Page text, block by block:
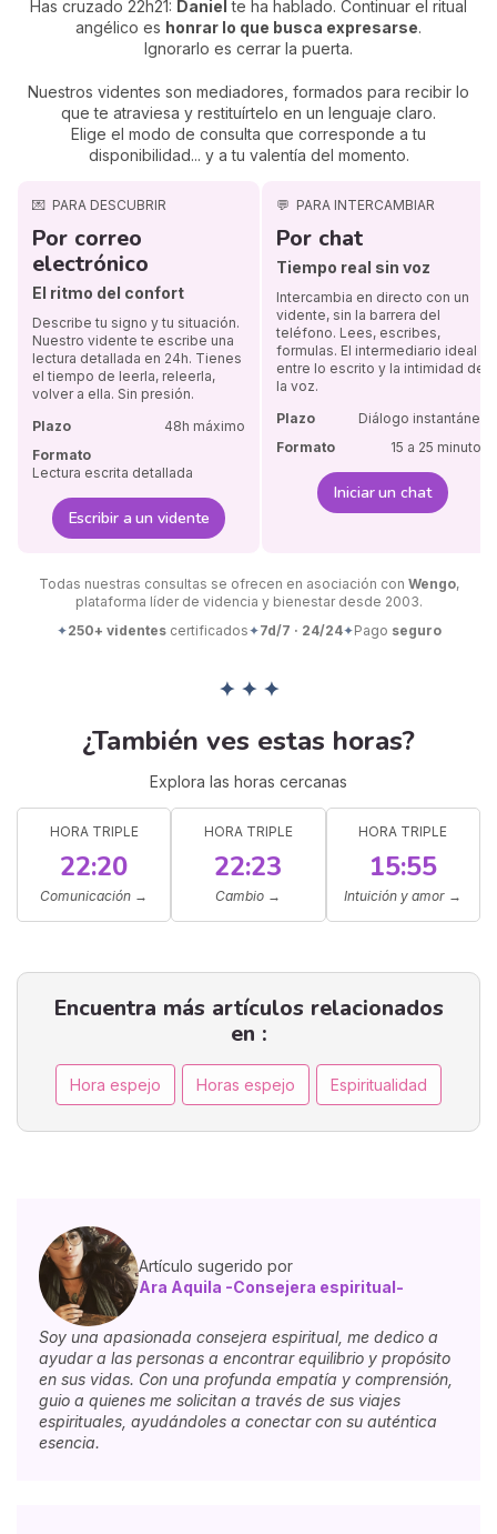
Has cruzado 22h21: Daniel te ha hablado. Continuar el ritual
angélico es honrar lo que busca expresarse.
Ignorarlo es cerrar la puerta.
Nuestros videntes son mediadores, formados para recibir lo
que te atraviesa y restituírtelo en un lenguaje claro.
Elige el modo de consulta que corresponde a tu
disponibilidad... y a tu valentía del momento.
💌 PARA DESCUBRIR
Por correo
electrónico
El ritmo del confort
Describe tu signo y tu situación.
Nuestro vidente te escribe una
lectura detallada en 24h. Tienes
el tiempo de leerla, releerla,
volver a ella. Sin presión.
Plazo
48h máximo
Formato
Lectura escrita detallada
Escribir a un vidente
💬 PARA INTERCAMBIAR
Por chat
Tiempo real sin voz
Intercambia en directo con un
vidente, sin la barrera del
teléfono. Lees, escribes,
formulas. El intermediario ideal
entre lo escrito y la intimidad de
la voz.
Plazo
Diálogo instantáneo
Formato
15 a 25 minutos
Iniciar un chat
Todas nuestras consultas se ofrecen en asociación con Wengo,
plataforma líder de videncia y bienestar desde 2003.
✦250+ videntescertificados✦7d/7 · 24/24✦Pago seguro
✦ ✦ ✦
¿También ves estas horas?
Explora las horas cercanas
HORA TRIPLE
22:20
Comunicación →
HORA TRIPLE
22:23
Cambio →
HORA TRIPLE
15:55
Intuición y amor →
Encuentra más artículos relacionados
en :
Hora espejo Horas espejo Espiritualidad
Artículo sugerido por
Ara Aquila -Consejera espiritual-
Soy una apasionada consejera espiritual, me dedico a
ayudar a las personas a encontrar equilibrio y propósito
en sus vidas. Con una profunda empatía y comprensión,
guio a quienes me solicitan a través de sus viajes
espirituales, ayudándoles a conectar con su auténtica
esencia.